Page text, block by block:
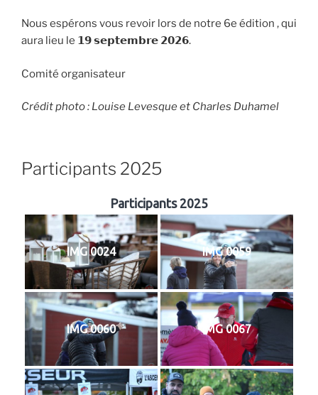
Nous espérons vous revoir lors de notre 6e édition , qui
aura lieu le 𝟭𝟵 𝘀𝗲𝗽𝘁𝗲𝗺𝗯𝗿𝗲 𝟮𝟬𝟮𝟲.
Comité organisateur
Crédit photo : Louise Levesque et Charles Duhamel
Participants 2025
Participants 2025
IMG 0024 IMG 0059
IMG 0060 IMG 0067